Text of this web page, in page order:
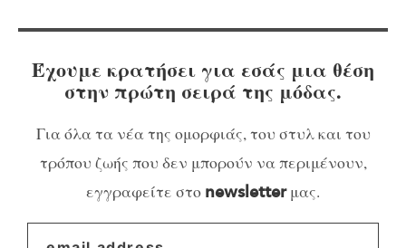
Έχουμε κρατήσει για εσάς μια θέση
στην πρώτη σειρά της μόδας.
Για όλα τα νέα της ομορφιάς, του στυλ και του
τρόπου ζωής που δεν μπορούν να περιμένουν,
εγγραφείτε στο newsletterμας.